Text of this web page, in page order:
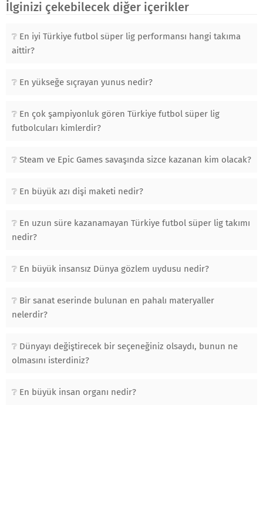
İlginizi çekebilecek diğer içerikler
En iyi Türkiye futbol süper lig performansı hangi takıma
aittir?
En yükseğe sıçrayan yunus nedir?
En çok şampiyonluk gören Türkiye futbol süper lig
futbolcuları kimlerdir?
Steam ve Epic Games savaşında sizce kazanan kim olacak?
En büyük azı dişi maketi nedir?
En uzun süre kazanamayan Türkiye futbol süper lig takımı
nedir?
En büyük insansız Dünya gözlem uydusu nedir?
Bir sanat eserinde bulunan en pahalı materyaller
nelerdir?
Dünyayı değiştirecek bir seçeneğiniz olsaydı, bunun ne
olmasını isterdiniz?
En büyük insan organı nedir?